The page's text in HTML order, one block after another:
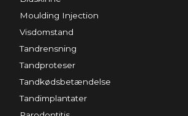
Moulding Injection
Visdomstand
Tandrensning
Tandproteser
Tandkødsbetændelse
Tandimplantater